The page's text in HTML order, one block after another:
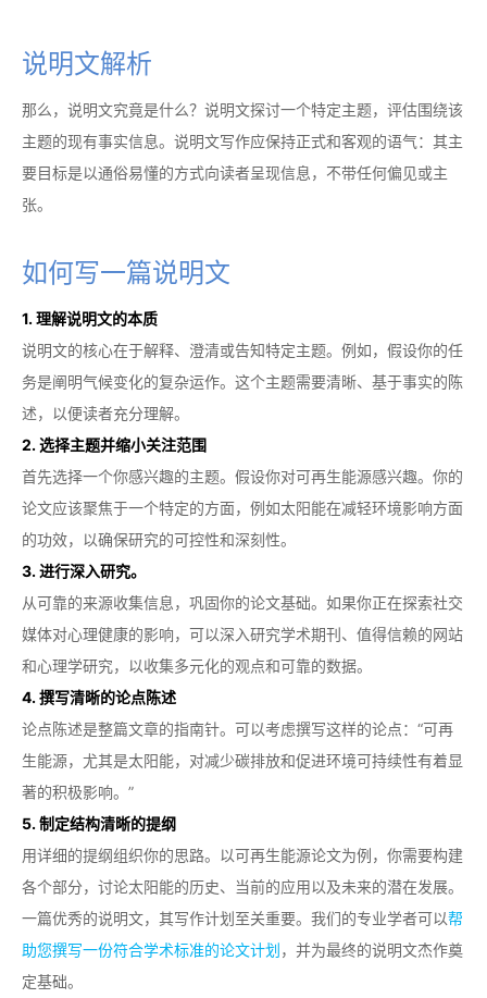
说明文解析
那么，说明文究竟是什么？说明文探讨一个特定主题，评估围绕该
主题的现有事实信息。说明文写作应保持正式和客观的语气：其主
要目标是以通俗易懂的方式向读者呈现信息，不带任何偏见或主
张。
如何写一篇说明文
1. 理解说明文的本质
说明文的核心在于解释、澄清或告知特定主题。例如，假设你的任
务是阐明气候变化的复杂运作。这个主题需要清晰、基于事实的陈
述，以便读者充分理解。
2. 选择主题并缩小关注范围
首先选择一个你感兴趣的主题。假设你对可再生能源感兴趣。你的
论文应该聚焦于一个特定的方面，例如太阳能在减轻环境影响方面
的功效，以确保研究的可控性和深刻性。
3. 进行深入研究。
从可靠的来源收集信息，巩固你的论文基础。如果你正在探索社交
媒体对心理健康的影响，可以深入研究学术期刊、值得信赖的网站
和心理学研究，以收集多元化的观点和可靠的数据。
4. 撰写清晰的论点陈述
论点陈述是整篇文章的指南针。可以考虑撰写这样的论点：“可再
生能源，尤其是太阳能，对减少碳排放和促进环境可持续性有着显
著的积极影响。”
5. 制定结构清晰的提纲
用详细的提纲组织你的思路。以可再生能源论文为例，你需要构建
各个部分，讨论太阳能的历史、当前的应用以及未来的潜在发展。
一篇优秀的说明文，其写作计划至关重要。我们的专业学者可以帮
助您撰写一份符合学术标准的论文计划，并为最终的说明文杰作奠
定基础。